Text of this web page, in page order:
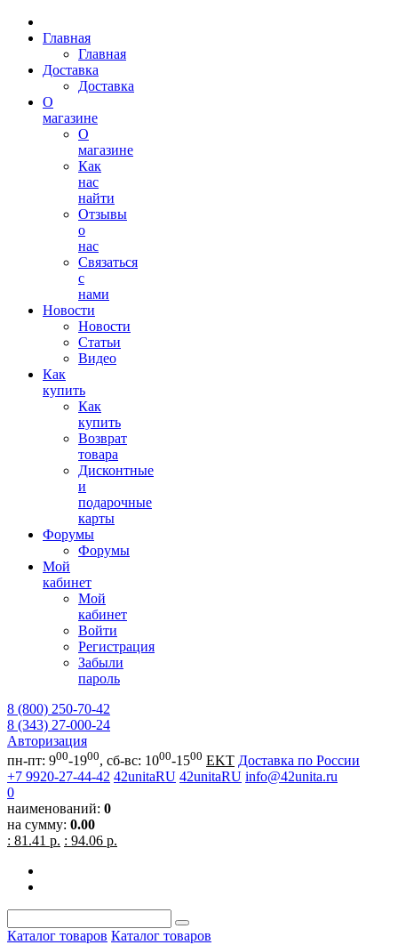
Главная
Главная
Доставка
Доставка
О
магазине
О
магазине
Как
нас
найти
Отзывы
о
нас
Связаться
с
нами
Новости
Новости
Статьи
Видео
Как
купить
Как
купить
Возврат
товара
Дисконтные
и
подарочные
карты
Форумы
Форумы
Мой
кабинет
Мой
кабинет
Войти
Регистрация
Забыли
пароль
8 (800) 250-70-42
8 (343) 27-000-24
Авторизация
пн-пт: 900-1900, сб-вс: 1000-1500 EKT Доставка по России
+7 9920-27-44-42 42unitaRU 42unitaRU info@42unita.ru
0
наименований: 0
на сумму: 0.00
: 81.41 р. : 94.06 р.
Каталог товаров Каталог товаров